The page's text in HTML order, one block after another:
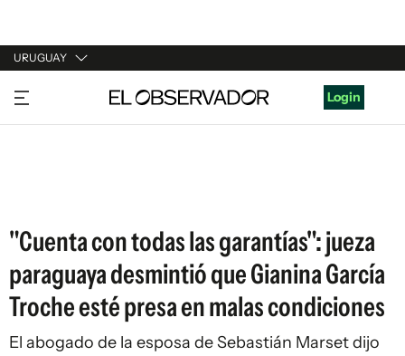
URUGUAY
URUGUAY
ARGENTINA
Login
"Cuenta con todas las garantías": jueza
paraguaya desmintió que Gianina García
Troche esté presa en malas condiciones
El abogado de la esposa de Sebastián Marset dijo